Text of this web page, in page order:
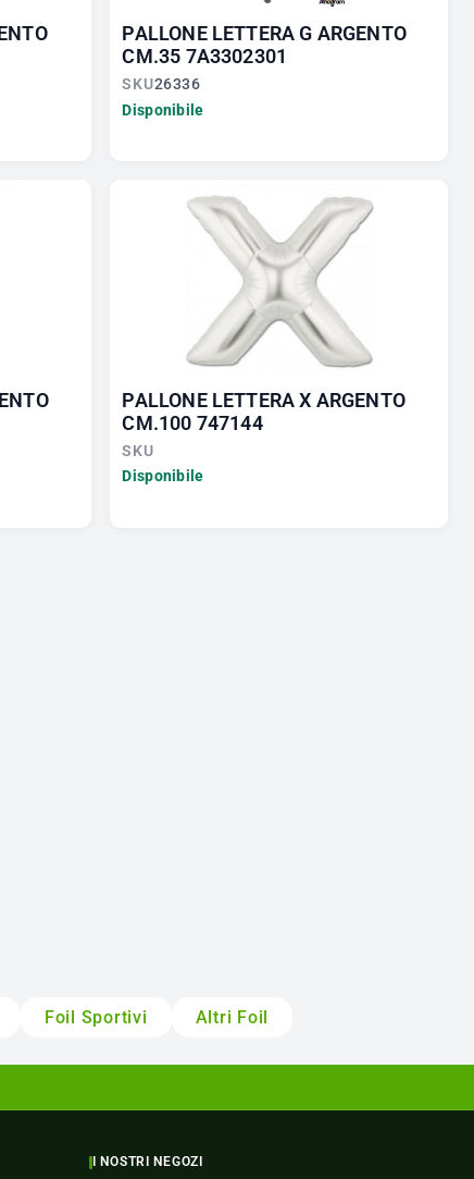
PALLONE LETTERA G ARGENTO
CM.35 7A3302301
SKU26336
Disponibile
PALLONE LETTERA X ARGENTO
CM.100 747144
SKU
Disponibile
Foil Sportivi Altri Foil
I NOSTRI NEGOZI